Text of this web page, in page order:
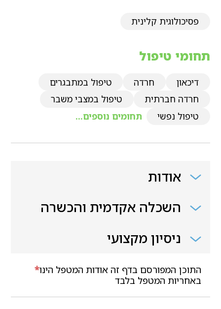
פסיכולוגית קלינית
תחומי טיפול
דיכאון חרדה
טיפול במתבגרים
חרדה חברתית
טיפול במצבי משבר
טיפול נפשי
תחומים נוספים...
אודות
השכלה אקדמית והכשרה
ניסיון מקצועי
*התוכן המפורסם בדף זה אודות המטפל הינו
באחריות המטפל בלבד